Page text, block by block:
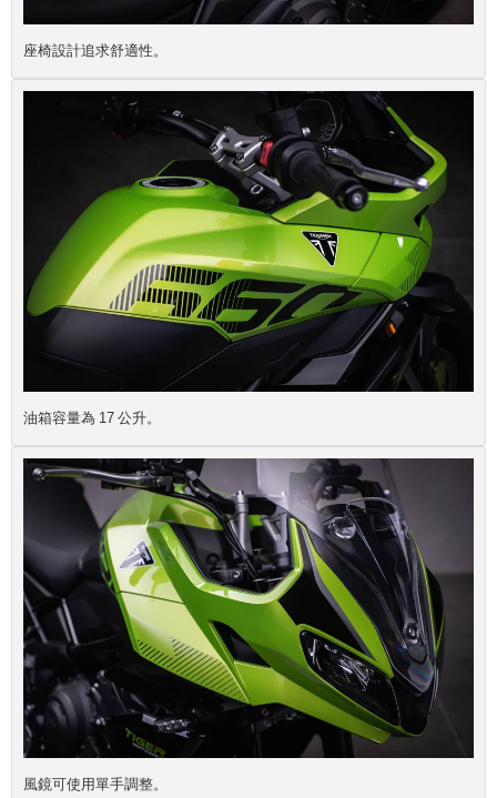
座椅設計追求舒適性。
油箱容量為 17 公升。
風鏡可使用單手調整。